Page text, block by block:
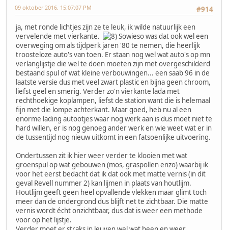
#914
09 oktober 2016, 15:07:07 PM
ja, met ronde lichtjes zijn ze te leuk, ik wilde natuurlijk een
vervelende met vierkante.
Sowieso was dat ook wel een
overweging om als tijdperk jaren '80 te nemen, die heerlijk
troosteloze auto's van toen. Er staan nog wel wat auto's op mn
verlanglijstje die wel te doen moeten zijn met overgeschilderd
bestaand spul of wat kleine verbouwingen... een saab 96 in de
laatste versie dus met veel zwart plastic en bijna geen chroom,
liefst geel en smerig. Verder zo'n vierkante lada met
rechthoekige koplampen, liefst de station want die is helemaal
fijn met die lompe achterkant. Maar goed, heb nu al een
enorme lading autootjes waar nog werk aan is dus moet niet te
hard willen, er is nog genoeg ander werk en wie weet wat er in
de tussentijd nog nieuw uitkomt in een fatsoenlijke uitvoering.
Ondertussen zit ik hier weer verder te klooien met wat
groenspul op wat gebouwen (mos, graspollen enzo) waarbij ik
voor het eerst bedacht dat ik dat ook met matte vernis (in dit
geval Revell nummer 2) kan lijmen in plaats van houtlijm.
Houtlijm geeft geen heel opvallende vlekken maar glimt toch
meer dan de ondergrond dus blijft net te zichtbaar. Die matte
vernis wordt écht onzichtbaar, dus dat is weer een methode
voor op het lijstje.